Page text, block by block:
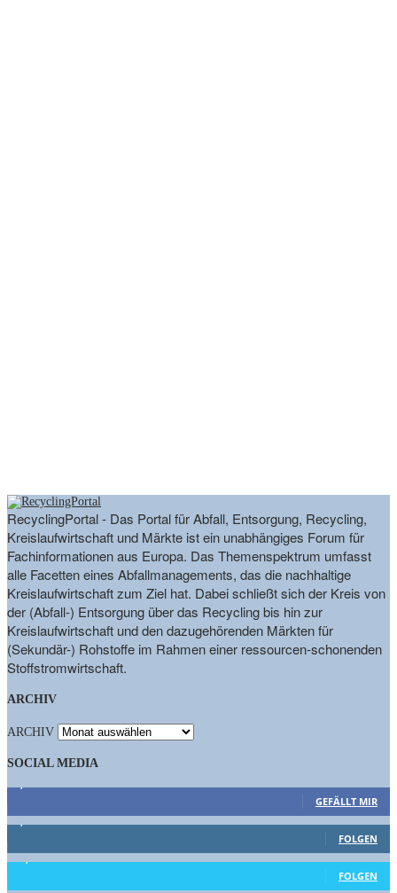
RecyclingPortal - Das Portal für Abfall, Entsorgung, Recycling,
Kreislaufwirtschaft und Märkte ist ein unabhängiges Forum für
Fachinformationen aus Europa. Das Themenspektrum umfasst
alle Facetten eines Abfallmanagements, das die nachhaltige
Kreislaufwirtschaft zum Ziel hat. Dabei schließt sich der Kreis von
der (Abfall-) Entsorgung über das Recycling bis hin zur
Kreislaufwirtschaft und den dazugehörenden Märkten für
(Sekundär-) Rohstoffe im Rahmen einer ressourcen-schonenden
Stoffstromwirtschaft.
ARCHIV
ARCHIV
SOCIAL MEDIA
GEFÄLLT MIR
FOLGEN
FOLGEN